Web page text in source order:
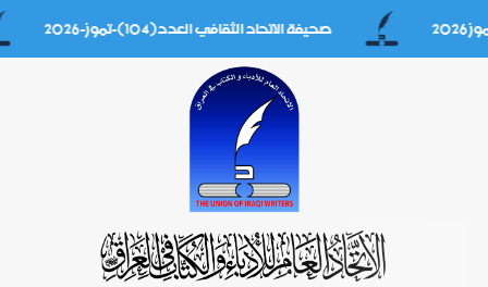
صحيفة الاتحاد الثقافي العدد(104)-تموز-2026